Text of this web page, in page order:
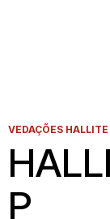
VEDAÇÕES HALLITE
P